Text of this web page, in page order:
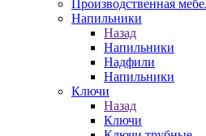
Производственная
Напильники
Назад
Напильники
Надфили
Напильники
Ключи
Назад
Ключи